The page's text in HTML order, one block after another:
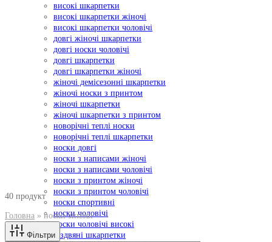
високі шкарпетки
високі шкарпетки жіночі
високі шкарпетки чоловічі
довгі жіночі шкарпетки
довгі носки чоловічі
довгі шкарпетки
довгі шкарпетки жіночі
жіночі демісезонні шкарпетки
жіночі носки з принтом
жіночі шкарпетки
жіночі шкарпетки з принтом
новорічні теплі носки
новорічні теплі шкарпетки
носки довгі
носки з написами жіночі
носки з написами чоловічі
носки з принтом жіночі
носки з принтом чоловічі
носки спортивні
носки чоловічі
носки чоловічі високі
різдвяні шкарпетки
40 продукт
Головна » носки зимові
Фільтри